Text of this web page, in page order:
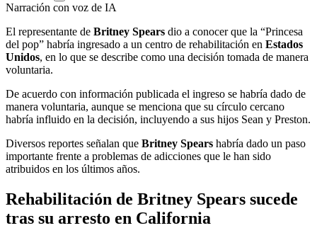
Narración con voz de IA
El representante de Britney Spears dio a conocer que la “Princesa
del pop” habría ingresado a un centro de rehabilitación en Estados
Unidos, en lo que se describe como una decisión tomada de manera
voluntaria.
De acuerdo con información publicada el ingreso se habría dado de
manera voluntaria, aunque se menciona que su círculo cercano
habría influido en la decisión, incluyendo a sus hijos Sean y Preston.
Diversos reportes señalan que Britney Spears habría dado un paso
importante frente a problemas de adicciones que le han sido
atribuidos en los últimos años.
Rehabilitación de Britney Spears sucede
tras su arresto en California